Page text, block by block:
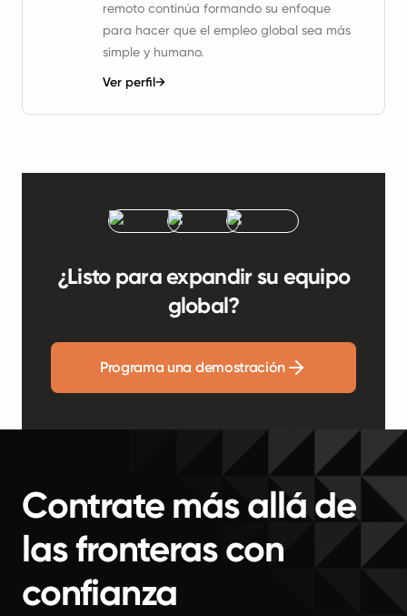
remoto continúa formando su enfoque
para hacer que el empleo global sea más
simple y humano.
Ver perfil→
¿Listo para expandir su equipo
global?
Programa una demostración
Contrate más allá de
las fronteras con
confianza